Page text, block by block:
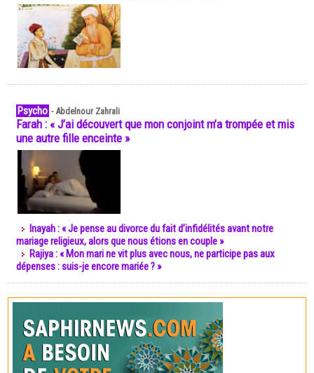
Psycho -Abdelnour Zahrali
Farah : « J’ai découvert que mon conjoint m’a trompée et mis
une autre fille enceinte »
Inayah : « Je pense au divorce du fait d’infidélités avant notre
mariage religieux, alors que nous étions en couple »
Rajiya : « Mon mari ne vit plus avec nous, ne participe pas aux
dépenses : suis-je encore mariée ? »